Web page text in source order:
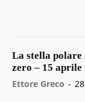
La stella polare
zero – 15 aprile
Ettore Greco -